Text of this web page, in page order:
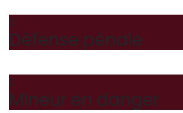
Défense pénale
Mineur en danger